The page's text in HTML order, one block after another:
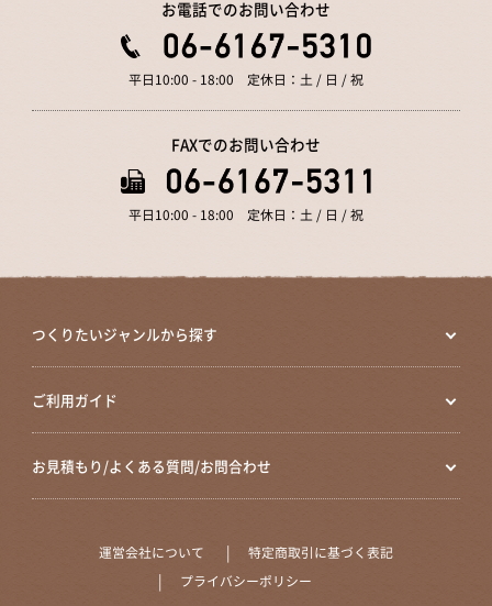
お電話でのお問い合わせ
平日10:00 - 18:00 定休日：土 / 日 / 祝
FAXでのお問い合わせ
平日10:00 - 18:00 定休日：土 / 日 / 祝
つくりたいジャンルから探す
ご利用ガイド
お見積もり/よくある質問/お問合わせ
運営会社について 特定商取引に基づく表記
プライバシーポリシー